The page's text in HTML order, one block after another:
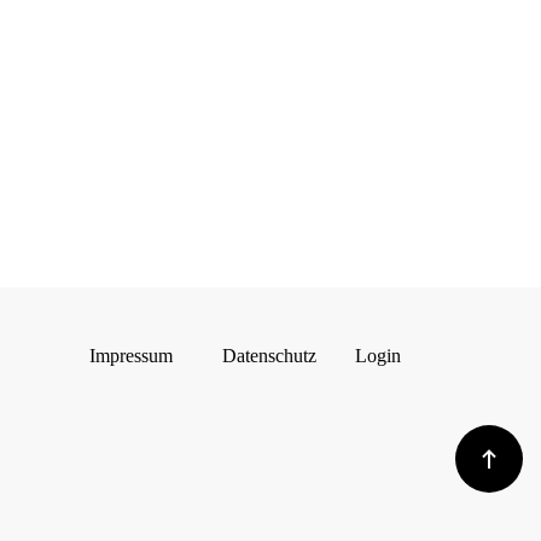
Impressum Datenschutz Login